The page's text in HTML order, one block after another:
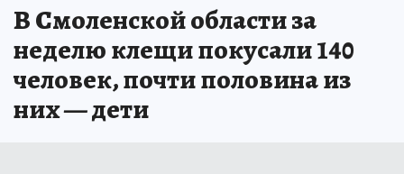
В Смоленской области за
неделю клещи покусали 140
человек, почти половина из
них — дети